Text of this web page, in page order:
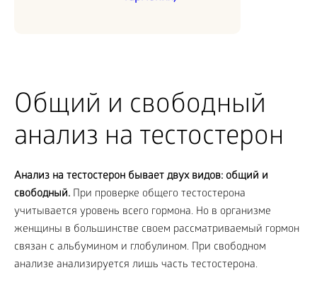
Общий и свободный
анализ на тестостерон
Анализ на тестостерон бывает двух видов: общий и
свободный. При проверке общего тестостерона
учитывается уровень всего гормона. Но в организме
женщины в большинстве своем рассматриваемый гормон
связан с альбумином и глобулином. При свободном
анализе анализируется лишь часть тестостерона.